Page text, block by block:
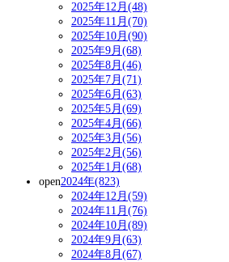
2025年12月(48)
2025年11月(70)
2025年10月(90)
2025年9月(68)
2025年8月(46)
2025年7月(71)
2025年6月(63)
2025年5月(69)
2025年4月(66)
2025年3月(56)
2025年2月(56)
2025年1月(68)
open2024年(823)
2024年12月(59)
2024年11月(76)
2024年10月(89)
2024年9月(63)
2024年8月(67)